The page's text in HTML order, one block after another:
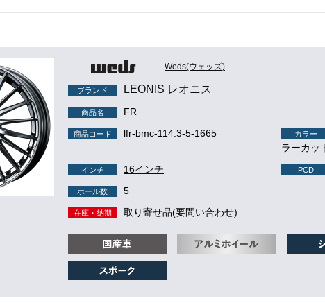
Weds(ウェッズ)
ブランド LEONIS レオニス
商品名 FR
商品コード lfr-bmc-114.3-5-1665 カラー
ラーカッ
インチ 16インチ PCD
ホール数 5
在庫・納期 取り寄せ品(要問い合わせ)